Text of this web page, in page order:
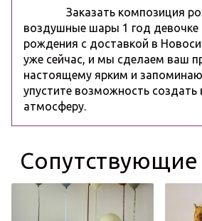
Заказать композиция
воздушные шары 1 год девочке
рождения с доставкой в
уже сейчас, и мы сделаем ваш
настоящему ярким и
упустите возможность
атмосферу.